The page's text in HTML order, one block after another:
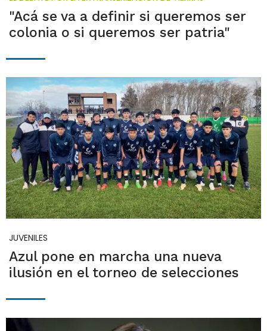
"Acá se va a definir si queremos ser
colonia o si queremos ser patria"
JUVENILES
Azul pone en marcha una nueva
ilusión en el torneo de selecciones